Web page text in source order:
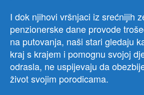
I dok njihovi vršnjaci iz srećnijih
penzionerske dane provode
na putovanja, naši stari gledaju
kraj s krajem i pomognu svojoj
odrasla, ne uspijevaju da
život svojim porodicama.